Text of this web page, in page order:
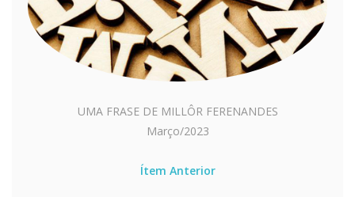
UMA FRASE DE MILLÔR FERENANDES
Março/2023
Ítem Anterior